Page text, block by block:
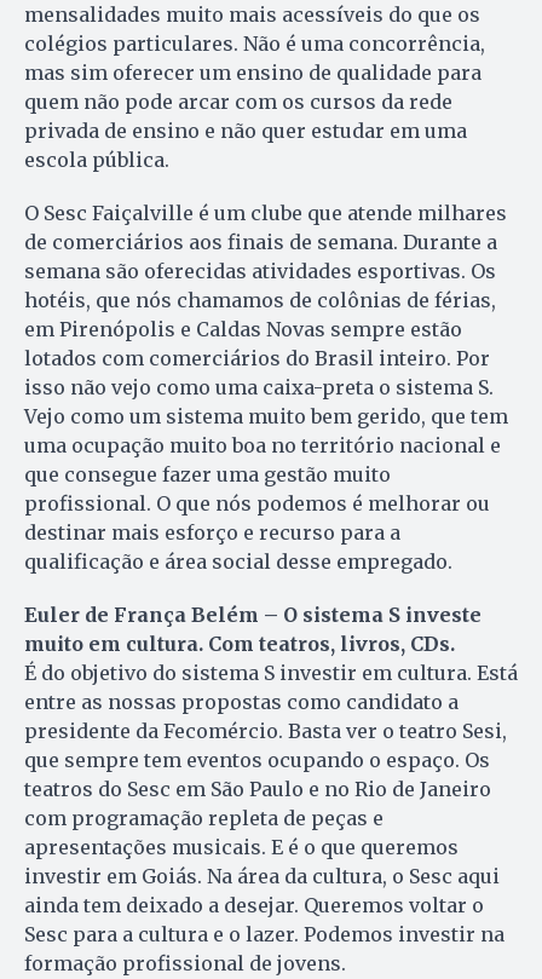
mensalidades muito mais acessíveis do que os
colégios particulares. Não é uma concorrência,
mas sim oferecer um ensino de qualidade para
quem não pode arcar com os cursos da rede
privada de ensino e não quer estudar em uma
escola pública.
O Sesc Faiçalville é um clube que atende milhares
de comerciários aos finais de semana. Durante a
semana são oferecidas atividades esportivas. Os
hotéis, que nós chamamos de colônias de férias,
em Pirenópolis e Cal­das Novas sempre estão
lotados com comerciários do Brasil in­tei­ro. Por
isso não vejo como uma caixa-preta o sistema S.
Ve­jo como um sistema muito bem gerido, que tem
uma ocupação muito boa no território nacional e
que consegue fazer uma gestão muito
profissional. O que nós podemos é melhorar ou
destinar mais esforço e recurso para a
qualificação e área social desse empregado.
Euler de França Belém – O sistema S investe
muito em cultura. Com teatros, livros, CDs.
É do objetivo do sistema S investir em cultura. Está
entre as nossas propostas como candidato a
presidente da Fecomércio. Basta ver o teatro Sesi,
que sempre tem eventos ocupando o espaço. Os
teatros do Sesc em São Paulo e no Rio de Janeiro
com programação repleta de peças e
apresentações musicais. E é o que queremos
investir em Goiás. Na área da cultura, o Sesc aqui
ainda tem deixado a desejar. Queremos voltar o
Sesc para a cultura e o lazer. Podemos investir na
formação profissional de jovens.